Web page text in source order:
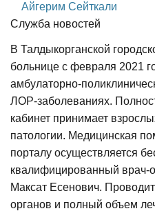
Айгерим Сейткали
Служба новостей
В Талдыкорганской
больнице с февраля 2021
амбулаторно-
ЛОР-заболеваниях.
кабинет принимает
патологии. Медицинская
порталу осуществляется
квалифицированный врач-
Максат Есенович.
органов и полный объем